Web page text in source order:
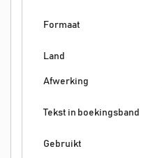
Formaat
Land
Afwerking
Tekst in boekingsband
Gebruikt